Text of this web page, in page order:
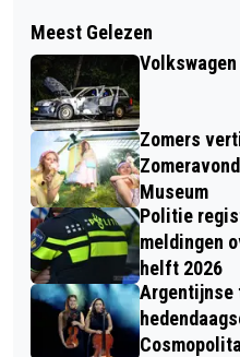
DIT IS DE BOEKEN
TOP 10 VAN
TREFFEND
KOMPAS OPENEN
RENKUM
Meest Gelezen
Zomers
Museum
Politie
meldingen
helft 2026
Argentijnse